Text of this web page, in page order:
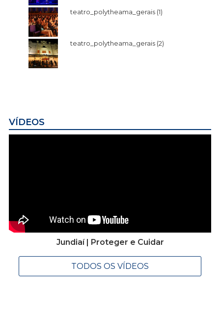
teatro_polytheama_gerais (1)
teatro_polytheama_gerais (2)
VÍDEOS
Jundiaí | Proteger e Cuidar
TODOS OS VÍDEOS